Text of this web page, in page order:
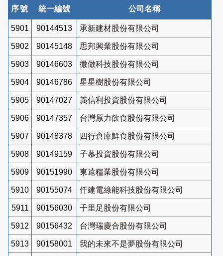
序號 統一編號 公司名稱
5901 90144513 承新建材股份有限公司
5902 90145148 思邦興業股份有限公司
5903 90146603 微做科技股份有限公司
5904 90146786 星星樹股份有限公司
5905 90147027 義信利投資股份有限公司
5906 90147357 台灣原力飲食股份有限公司
5907 90148378 四行倉庫鮮食股份有限公司
5908 90149159 子慕投資股份有限公司
5909 90151990 東遠糧業股份有限公司
5910 90155074 仟建電綠能科技股份有限公司
5911 90156030 千里足股份有限公司
5912 90156432 台灣瑞慶合股份有限公司
5913 90158001 我的未來不是夢股份有限公司